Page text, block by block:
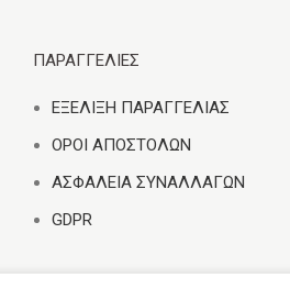
ΠΑΡΑΓΓΕΛΙΕΣ
ΕΞΕΛΙΞΗ ΠΑΡΑΓΓΕΛΙΑΣ
ΟΡΟΙ ΑΠΟΣΤΟΛΩΝ
ΑΣΦΑΛΕΙΑ ΣΥΝΑΛΛΑΓΩΝ
GDPR